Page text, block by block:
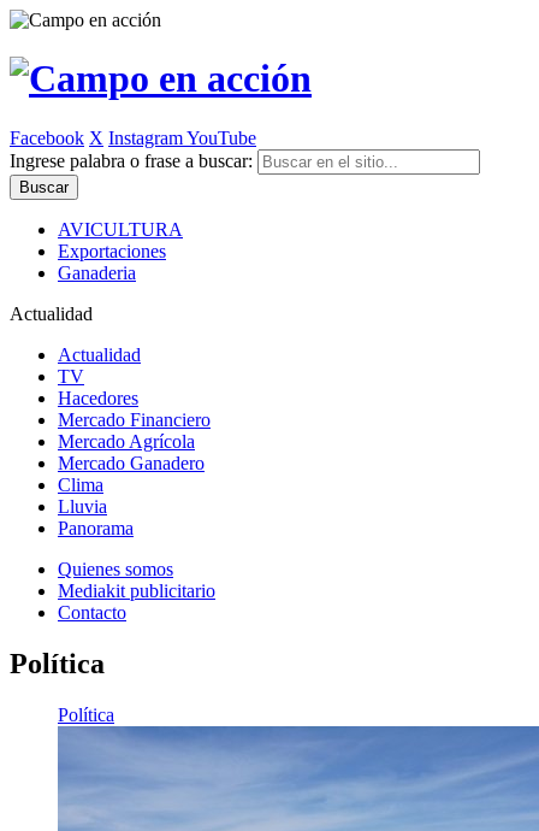
Facebook X InstagramYouTube
Ingrese palabra o frase a buscar:
AVICULTURA
Exportaciones
Ganaderia
Actualidad
Actualidad
TV
Hacedores
Mercado Financiero
Mercado Agrícola
Mercado Ganadero
Clima
Lluvia
Panorama
Quienes somos
Mediakit publicitario
Contacto
Política
Política